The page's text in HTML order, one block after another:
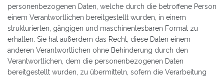
personenbezogenen Daten, welche durch die betroffene Person
einem Verantwortlichen bereitgestellt wurden, in einem
strukturierten, gängigen und maschinenlesbaren Format zu
erhalten. Sie hat außerdem das Recht, diese Daten einem
anderen Verantwortlichen ohne Behinderung durch den
Verantwortlichen, dem die personenbezogenen Daten
bereitgestellt wurden, zu übermitteln, sofern die Verarbeitung